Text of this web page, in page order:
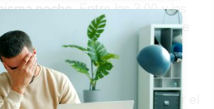
noche. Entre las 3.00 y las
perdió el rastro, después de que
dejara de verla al regresar del
consideró desde el primer
desaparición resultaba inusual
acostumbraba a mantener el